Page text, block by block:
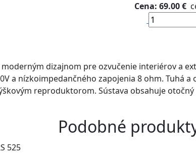
Cena: 69.00 €
dizajnom pre ozvučenie interiérov a
a nízkoimpedančného zapojenia 8 ohm. Tuhá a
reproduktorom. Sústava obsahuje
Podobné